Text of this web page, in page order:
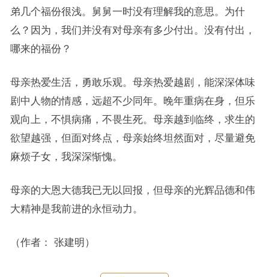
弟几个福份很浅。舅舅一时没有理解我的意思。为什
么？因为，我们并没有对母亲有多少付出。没有付出，
哪来的福份？
母亲热爱生活，勇敢乐观。母亲热爱越剧，能深深体味
剧中人物的情感，远超不少同年。晚年重病在身，但乐
观向上，不惧病痛，不畏生死。母亲越到临终，求生的
欲望越强，但面对终点，母亲始终坦然面对，尽量避免
麻烦子女，我深深惭愧。
母亲的大恩大德我已无以回报，但母亲的光辉品德和伟
大精神是我前进的永恒动力。
（作者： 张建明）